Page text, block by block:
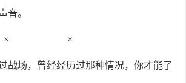
音。
×
战场，曾经经历过那种情况，你才能了